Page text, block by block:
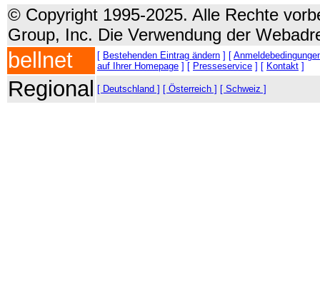
© Copyright 1995-2025. Alle Rechte
Group, Inc. Die Verwendung der
bellnet [ Bestehenden Eintrag ändern ] [
auf Ihrer Homepage ] [ Presseservice ] [ Kontakt ]
Regional [ Deutschland ] [ Österreich ] [ Schweiz ]